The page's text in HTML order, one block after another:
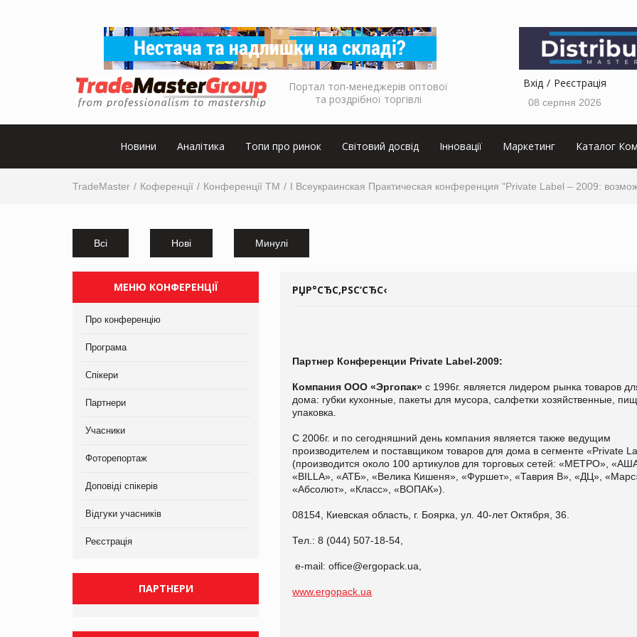
Портал топ-менеджерів оптової
та роздрібної торгівлі
Вхід Реєстрація
08 серпня 2026
Новини Аналітика Топи про ринок Світовий досвід Інновації Маркетинг Каталог
TradeMaster Коференції Конференції ТМ I Всеукраинская Практическая конференция "Private Label – 2009:
Всі Нові Минулі
МЕНЮ КОНФЕРЕНЦІЇ
Про конференцію
Програма
Спікери
Партнери
Учасники
Фоторепортаж
Доповіді спікерів
Відгуки учасників
Реєстрація
ПАРТНЕРИ
РЏР°СЂС‚РЅС‘СЂС‹
Партнер Конференции Private Label-2009:
Компания ООО «Эргопак» с 1996г. является лидером рынка товаров
дома: губки кухонные, пакеты для мусора, салфетки хозяйственные,
упаковка.
С 2006г. и по сегодняшний день компания является также ведущим
производителем и поставщиком товаров для дома в сегменте «Private
(производится около 100 артикулов для торговых сетей: «МЕТРО»,
«BILLA», «АТБ», «Велика Кишеня», «Фуршет», «Таврия В», «ДЦ»,
«Абсолют», «Класс», «ВОПАК»).
08154, Киевская область, г. Боярка, ул. 40-лет Октября, 36.
Тел.: 8 (044) 507-18-54,
e-mail: office@ergopack.ua,
www.ergopack.ua